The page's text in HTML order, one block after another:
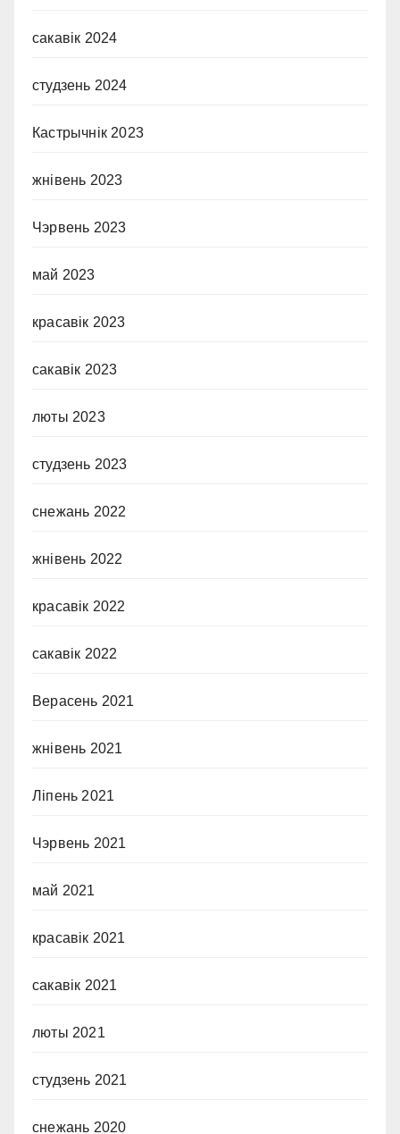
сакавік 2024
студзень 2024
Кастрычнік 2023
жнівень 2023
Чэрвень 2023
май 2023
красавік 2023
сакавік 2023
люты 2023
студзень 2023
снежань 2022
жнівень 2022
красавік 2022
сакавік 2022
Верасень 2021
жнівень 2021
Ліпень 2021
Чэрвень 2021
май 2021
красавік 2021
сакавік 2021
люты 2021
студзень 2021
снежань 2020